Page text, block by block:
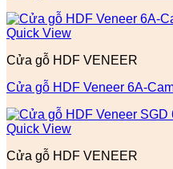
Quick View
Cửa gỗ HDF VENEER
Cửa gỗ HDF Veneer 6A-
Quick View
Cửa gỗ HDF VENEER